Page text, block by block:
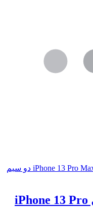
گوشی موبایل اپل مدل iPhone 13 Pro